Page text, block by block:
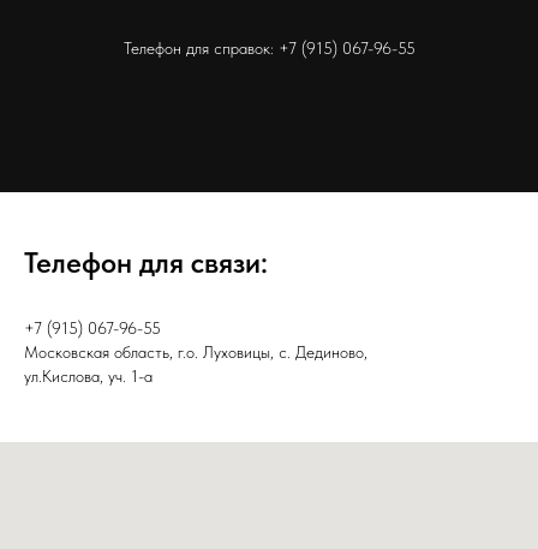
Телефон для справок: +7 (915) 067-96-55
Телефон для связи:
+7 (915) 067-96-55
Московская область, г.о. Луховицы, с. Дединово,
ул.Кислова, уч. 1-а